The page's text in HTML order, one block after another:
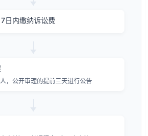
日内缴纳诉讼费
，公开审理的提前三天进行公告